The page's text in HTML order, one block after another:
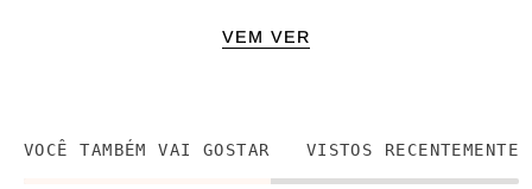
VEM VER
VOCÊ TAMBÉM VAI GOSTAR VISTOS RECENTEMENTE